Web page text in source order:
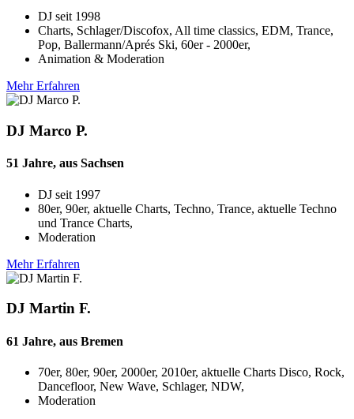
DJ seit 1998
Charts, Schlager/Discofox, All time classics, EDM, Trance,
Pop, Ballermann/Aprés Ski, 60er - 2000er,
Animation & Moderation
Mehr Erfahren
DJ Marco P.
51 Jahre, aus Sachsen
DJ seit 1997
80er, 90er, aktuelle Charts, Techno, Trance, aktuelle Techno
und Trance Charts,
Moderation
Mehr Erfahren
DJ Martin F.
61 Jahre, aus Bremen
70er, 80er, 90er, 2000er, 2010er, aktuelle Charts Disco, Rock,
Dancefloor, New Wave, Schlager, NDW,
Moderation